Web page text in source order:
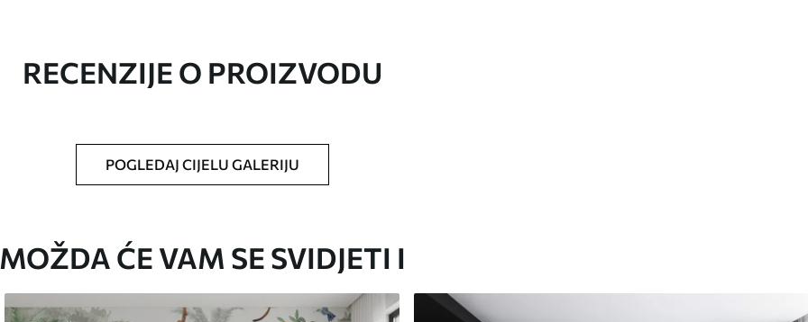
ste odredili, izrezana na identične trake
RECENZIJE O PROIZVODU
POGLEDAJ CIJELU GALERIJU
MOŽDA ĆE VAM SE SVIDJETI I